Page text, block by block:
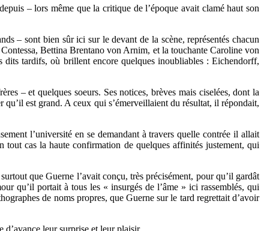
– lors même que la critique de l’époque avait clamé haut son
– sont bien sûr ici sur le devant de la scène, représentés chacun
Bettina Brentano von Arnim, et la touchante Caroline von
dits tardifs, où brillent encore quelques inoubliables : Eichendorff,
– et quelques soeurs. Ses notices, brèves mais ciselées, dont la
qu’il est grand. A ceux qui s’émerveillaient du résultat, il répondait,
l’université en se demandant à travers quelle contrée il allait
cas la haute confirmation de quelques affinités justement, qui
que Guerne l’avait conçu, très précisément, pour qu’il gardât
qu’il portait à tous les « insurgés de l’âme » ici rassemblés, qui
de noms propres, que Guerne sur le tard regrettait d’avoir